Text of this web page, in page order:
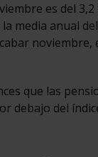
es del
media anual
que las
debajo del